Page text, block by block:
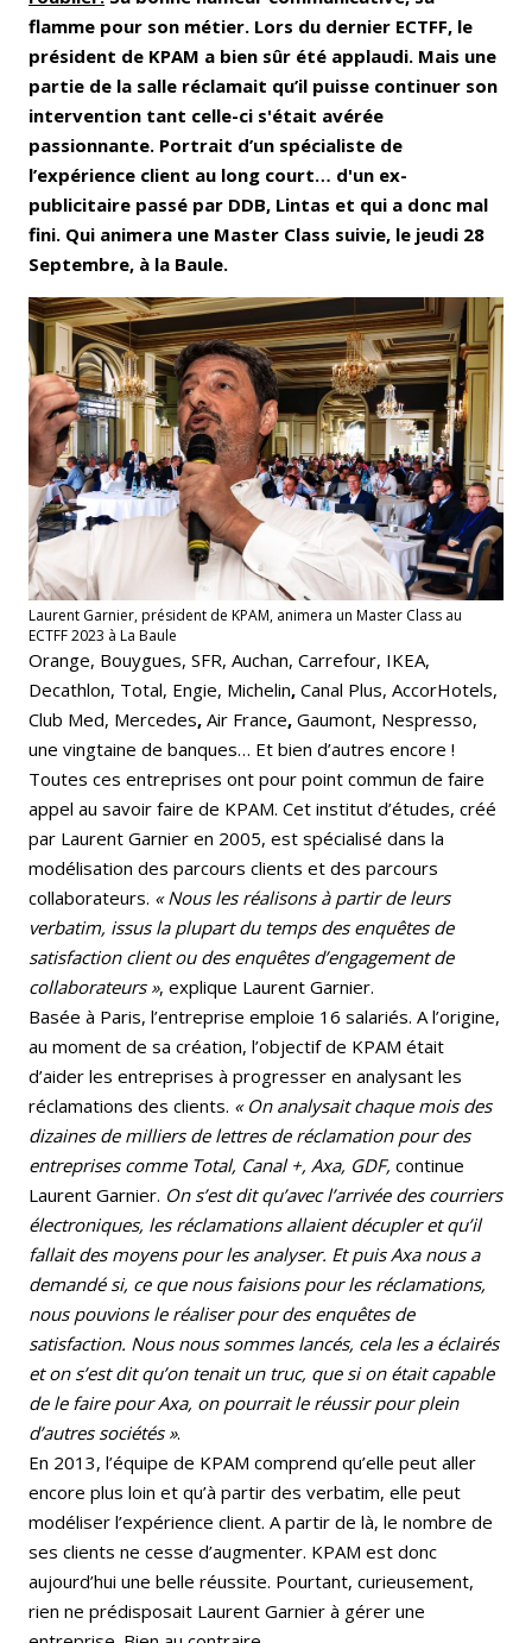
flamme pour son métier. Lors du dernier ECTFF, le
président de KPAM a bien sûr été applaudi. Mais une
partie de la salle réclamait qu’il puisse continuer son
intervention tant celle-ci s'était avérée
passionnante. Portrait d’un spécialiste de
l’expérience client au long court… d'un ex-
publicitaire passé par DDB, Lintas et qui a donc mal
fini. Qui animera une Master Class suivie, le jeudi 28
Septembre, à la Baule.
Laurent Garnier, président de KPAM, animera un Master Class au
ECTFF 2023 à La Baule
Orange, Bouygues, SFR, Auchan, Carrefour, IKEA,
Decathlon, Total, Engie, Michelin, Canal Plus, AccorHotels,
Club Med, Mercedes, Air France, Gaumont, Nespresso,
une vingtaine de banques… Et bien d’autres encore !
Toutes ces entreprises ont pour point commun de faire
appel au savoir faire de KPAM. Cet institut d’études, créé
par Laurent Garnier en 2005, est spécialisé dans la
modélisation des parcours clients et des parcours
collaborateurs. « Nous les réalisons à partir de leurs
verbatim, issus la plupart du temps des enquêtes de
satisfaction client ou des enquêtes d’engagement de
collaborateurs », explique Laurent Garnier.
Basée à Paris, l’entreprise emploie 16 salariés. A l’origine,
au moment de sa création, l’objectif de KPAM était
d’aider les entreprises à progresser en analysant les
réclamations des clients. « On analysait chaque mois des
dizaines de milliers de lettres de réclamation pour des
entreprises comme Total, Canal +, Axa, GDF, continue
Laurent Garnier. On s’est dit qu’avec l’arrivée des courriers
électroniques, les réclamations allaient décupler et qu’il
fallait des moyens pour les analyser. Et puis Axa nous a
demandé si, ce que nous faisions pour les réclamations,
nous pouvions le réaliser pour des enquêtes de
satisfaction. Nous nous sommes lancés, cela les a éclairés
et on s’est dit qu’on tenait un truc, que si on était capable
de le faire pour Axa, on pourrait le réussir pour plein
d’autres sociétés ».
En 2013, l’équipe de KPAM comprend qu’elle peut aller
encore plus loin et qu’à partir des verbatim, elle peut
modéliser l’expérience client. A partir de là, le nombre de
ses clients ne cesse d’augmenter. KPAM est donc
aujourd’hui une belle réussite. Pourtant, curieusement,
rien ne prédisposait Laurent Garnier à gérer une